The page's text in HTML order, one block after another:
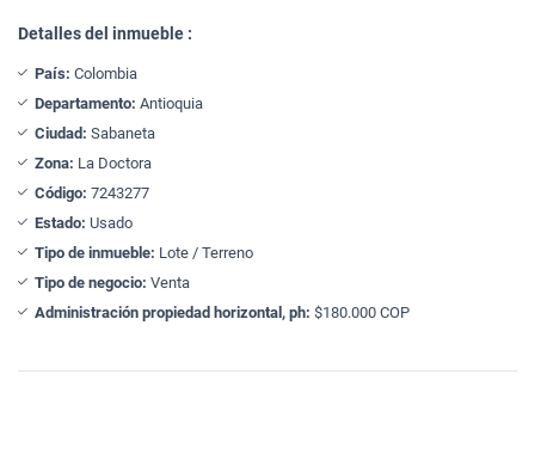
Detalles del inmueble :
País: Colombia
Departamento: Antioquia
Ciudad: Sabaneta
Zona: La Doctora
Código: 7243277
Estado: Usado
Tipo de inmueble: Lote / Terreno
Tipo de negocio: Venta
Administración propiedad horizontal, ph: $180.000 COP